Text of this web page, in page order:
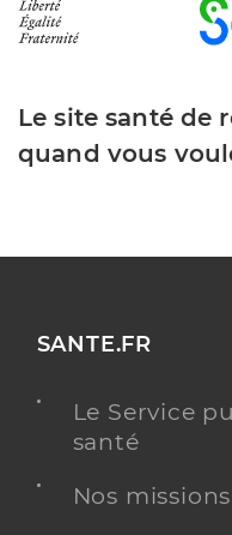
Le site santé de
quand vous
SANTE.FR
Le Service
santé
Nos missions